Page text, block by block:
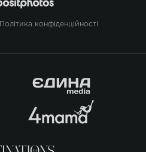
Політика конфіденційності